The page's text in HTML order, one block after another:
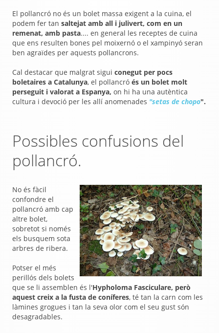
El pollancró no és un bolet massa exigent a la cuina, el
podem fer tan saltejat amb all i julivert, com en un
remenat, amb pasta.... en general les receptes de cuina
que ens resulten bones pel moixernó o el xampinyó seran
ben agraïdes per aquests pollancrons.
Cal destacar que malgrat sigui conegut per pocs
boletaires a Catalunya, el pollancró és un bolet molt
perseguit i valorat a Espanya, on hi ha una autèntica
cultura i devoció per les allí anomenades "setas de chopo".
Possibles confusions del
pollancró.
No és fàcil
confondre el
pollancró amb cap
altre bolet,
sobretot si només
els busquem sota
arbres de ribera.
Potser el més
perillós dels bolets
que se li assemblen és l'Hypholoma Fasciculare, però
aquest creix a la fusta de coníferes, té tan la carn com les
làmines grogues i tan la seva olor com el seu gust són
desagradables.